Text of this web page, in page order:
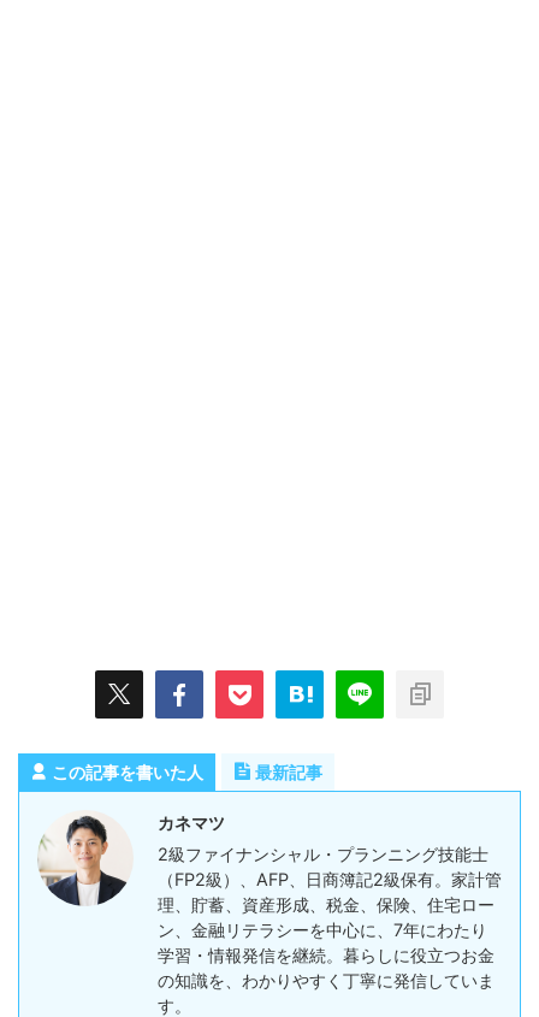
この記事を書いた人 最新記事
カネマツ
2級ファイナンシャル・プランニング技能士
（FP2級）、AFP、日商簿記2級保有。家計管
理、貯蓄、資産形成、税金、保険、住宅ロー
ン、金融リテラシーを中心に、7年にわたり
学習・情報発信を継続。暮らしに役立つお金
の知識を、わかりやすく丁寧に発信していま
す。